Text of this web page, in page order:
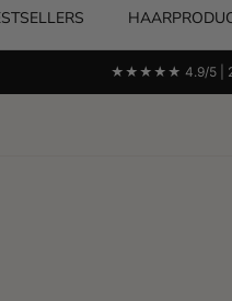
★★★★★ 4.9/5 |